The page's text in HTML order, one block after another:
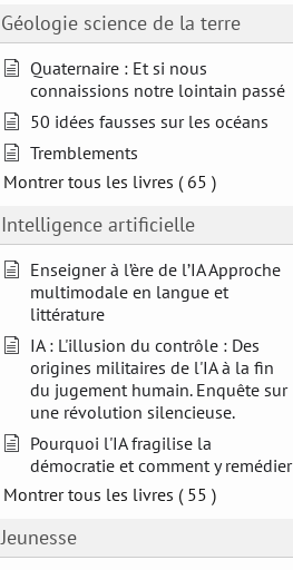
Géologie science de la terre
Quaternaire : Et si nous
connaissions notre lointain passé
50 idées fausses sur les océans
Tremblements
Montrer tous les livres ( 65 )
Intelligence artificielle
Enseigner à l’ère de l’IA Approche
multimodale en langue et
littérature
IA : L'illusion du contrôle : Des
origines militaires de l'IA à la fin
du jugement humain. Enquête sur
une révolution silencieuse.
Pourquoi l'IA fragilise la
démocratie et comment y remédier
Montrer tous les livres ( 55 )
Jeunesse